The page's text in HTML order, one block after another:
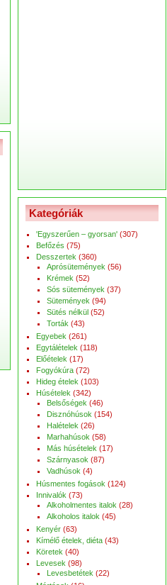
Kategóriák
'Egyszerűen – gyorsan' (307)
Befőzés (75)
Desszertek (360)
Aprósütemények (56)
Krémek (52)
Sós sütemények (37)
Sütemények (94)
Sütés nélkül (52)
Torták (43)
Egyebek (261)
Egytálételek (118)
Előételek (17)
Fogyókúra (72)
Hideg ételek (103)
Húsételek (342)
Belsőségek (46)
Disznóhúsok (154)
Halételek (26)
Marhahúsok (58)
Más húsételek (17)
Szárnyasok (87)
Vadhúsok (4)
Húsmentes fogások (124)
Innivalók (73)
Alkoholmentes italok (28)
Alkoholos italok (45)
Kenyér (63)
Kímélő ételek, diéta (43)
Köretek (40)
Levesek (98)
Levesbetétek (22)